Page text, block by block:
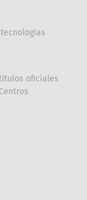
oficiales